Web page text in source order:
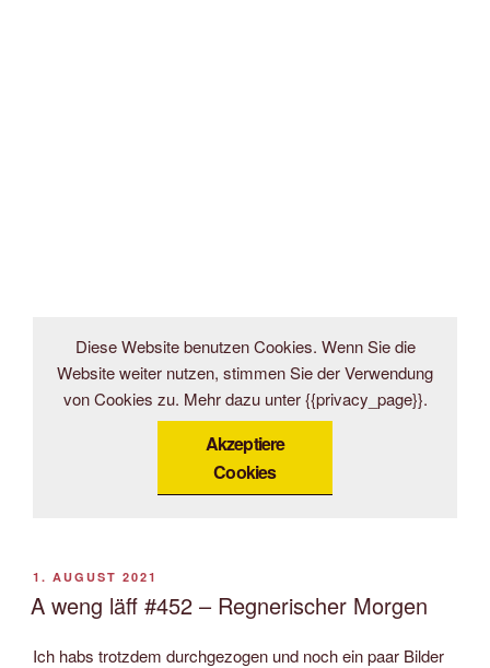
Diese Website benutzen Cookies. Wenn Sie die
Website weiter nutzen, stimmen Sie der Verwendung
von Cookies zu. Mehr dazu unter {{privacy_page}}.
Akzeptiere
Cookies
VERÖFFENTLICHT
AM
1. AUGUST 2021
A weng läff #452 – Regnerischer Morgen
Ich habs trotzdem durchgezogen und noch ein paar Bilder